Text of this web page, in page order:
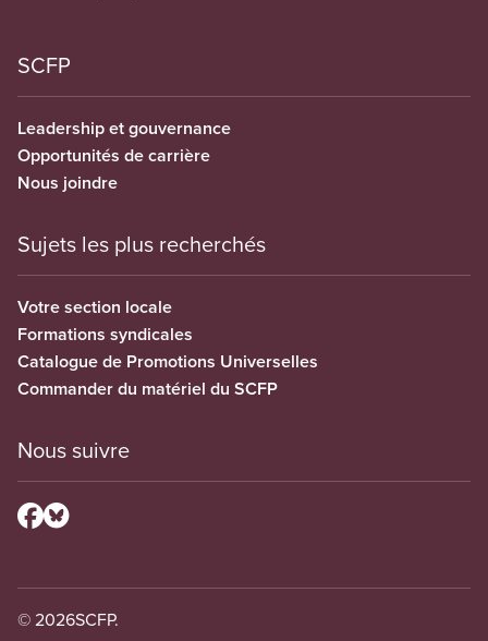
SCFP
Leadership et gouvernance
Opportunités de carrière
Nous joindre
Sujets les plus recherchés
Votre section locale
Formations syndicales
Catalogue de Promotions Universelles
Commander du matériel du SCFP
Nous suivre
© 2026SCFP.